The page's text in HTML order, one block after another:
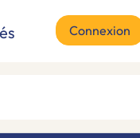
Connexion